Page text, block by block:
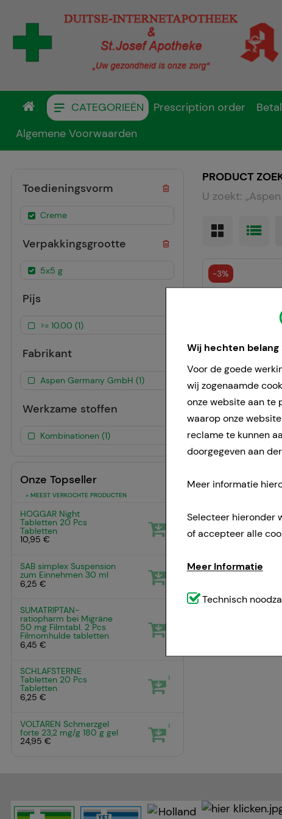
Wij hechten belang
Voor de goede
wij zogenaamde
onze website aan te
waarop onze
reclame te kunnen
doorgegeven aan
Meer informatie
Selecteer hieronder
of accepteer alle
Meer Informatie
Technisch
website (bv.
zoals Google of
Technisch
CATEGORIEËN Prescription order
Algemene Voorwaarden
PRODUCT
U zoekt: „
-3%
Toedieningsvorm
Creme
Verpakkingsgrootte
5x5 g
Pijs
>= 10.00 (1)
Fabrikant
Aspen Germany GmbH (1)
Werkzame stoffen
Kombinationen (1)
Onze Topseller
» MEEST VERKOCHTE PRODUCTEN
HOGGAR Night
Tabletten 20 Pcs
Tabletten
10,95 €
SAB simplex Suspension
zum Einnehmen30 ml
6,25 €
SUMATRIPTAN-
ratiopharm bei Migräne
50 mg Filmtabl. 2 Pcs
Filmomhulde tabletten
6,45 €
SCHLAFSTERNE
Tabletten 20 Pcs
Tabletten
6,25 €
1
VOLTAREN Schmerzgel
forte 23,2 mg/g180 ggel
24,95 €
1